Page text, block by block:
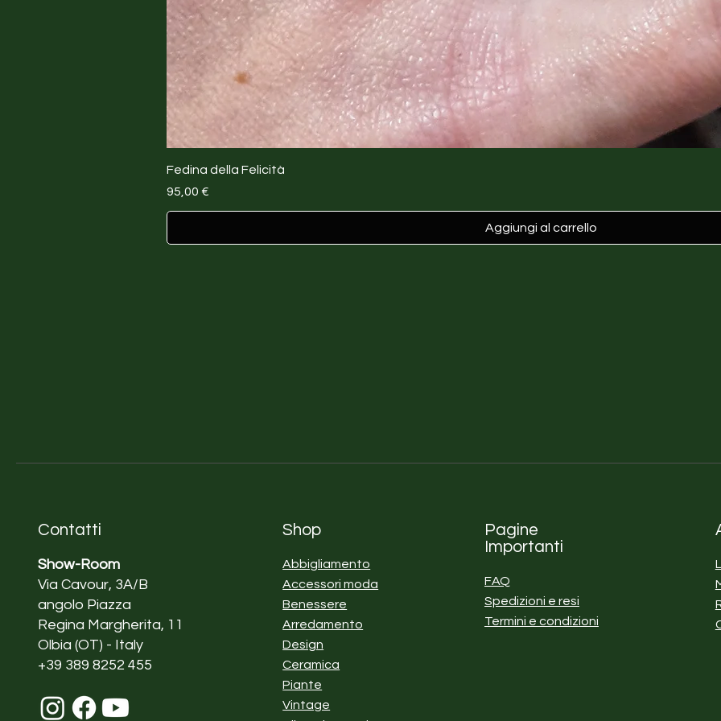
Fedina della Felicità
Prezzo
95,00 €
Aggiungi al carrello
Contatti
Show-Room
Via Cavour, 3A/B
angolo Piazza
Regina Margherita, 11
Olbia (OT) - Italy
+39 389 8252 455
Shop
Abbigliamento
Accessori moda
Benessere
Arredamento
Design
Ceramica
Piante
Vintage
Pagine
Importanti
FAQ
Spedizioni e resi
Termini e condizioni